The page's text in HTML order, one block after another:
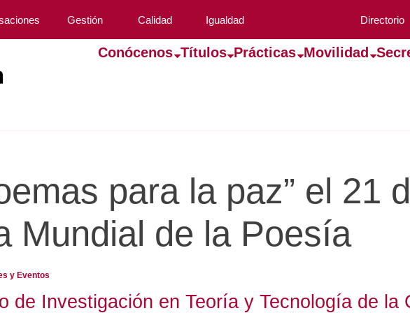
Gestión Calidad Igualdad Directorio
Conócenos Títulos Prácticas Movilidad
para la paz” el 21
Mundial de la Poesía
y Eventos
de Investigación en Teoría y Tecnología de la